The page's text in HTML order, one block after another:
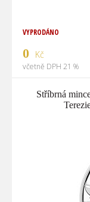
VYPRODÁNO
0 Kč
včetně DPH 21 %
Stříbrná